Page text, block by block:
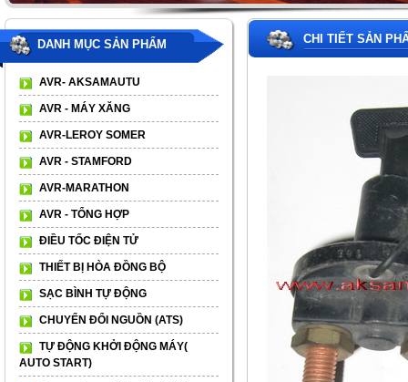
DANH MỤC SẢN PHẨM
AVR- AKSAMAUTU
AVR - MÁY XĂNG
AVR-LEROY SOMER
AVR - STAMFORD
AVR-MARATHON
AVR - TỔNG HỢP
ĐIỀU TỐC ĐIỆN TỬ
THIẾT BỊ HÒA ĐỒNG BỘ
SẠC BÌNH TỰ ĐỘNG
CHUYỂN ĐỔI NGUỒN (ATS)
TỰ ĐỘNG KHỞI ĐỘNG MÁY(
AUTO START)
CHI TIẾT SẢN